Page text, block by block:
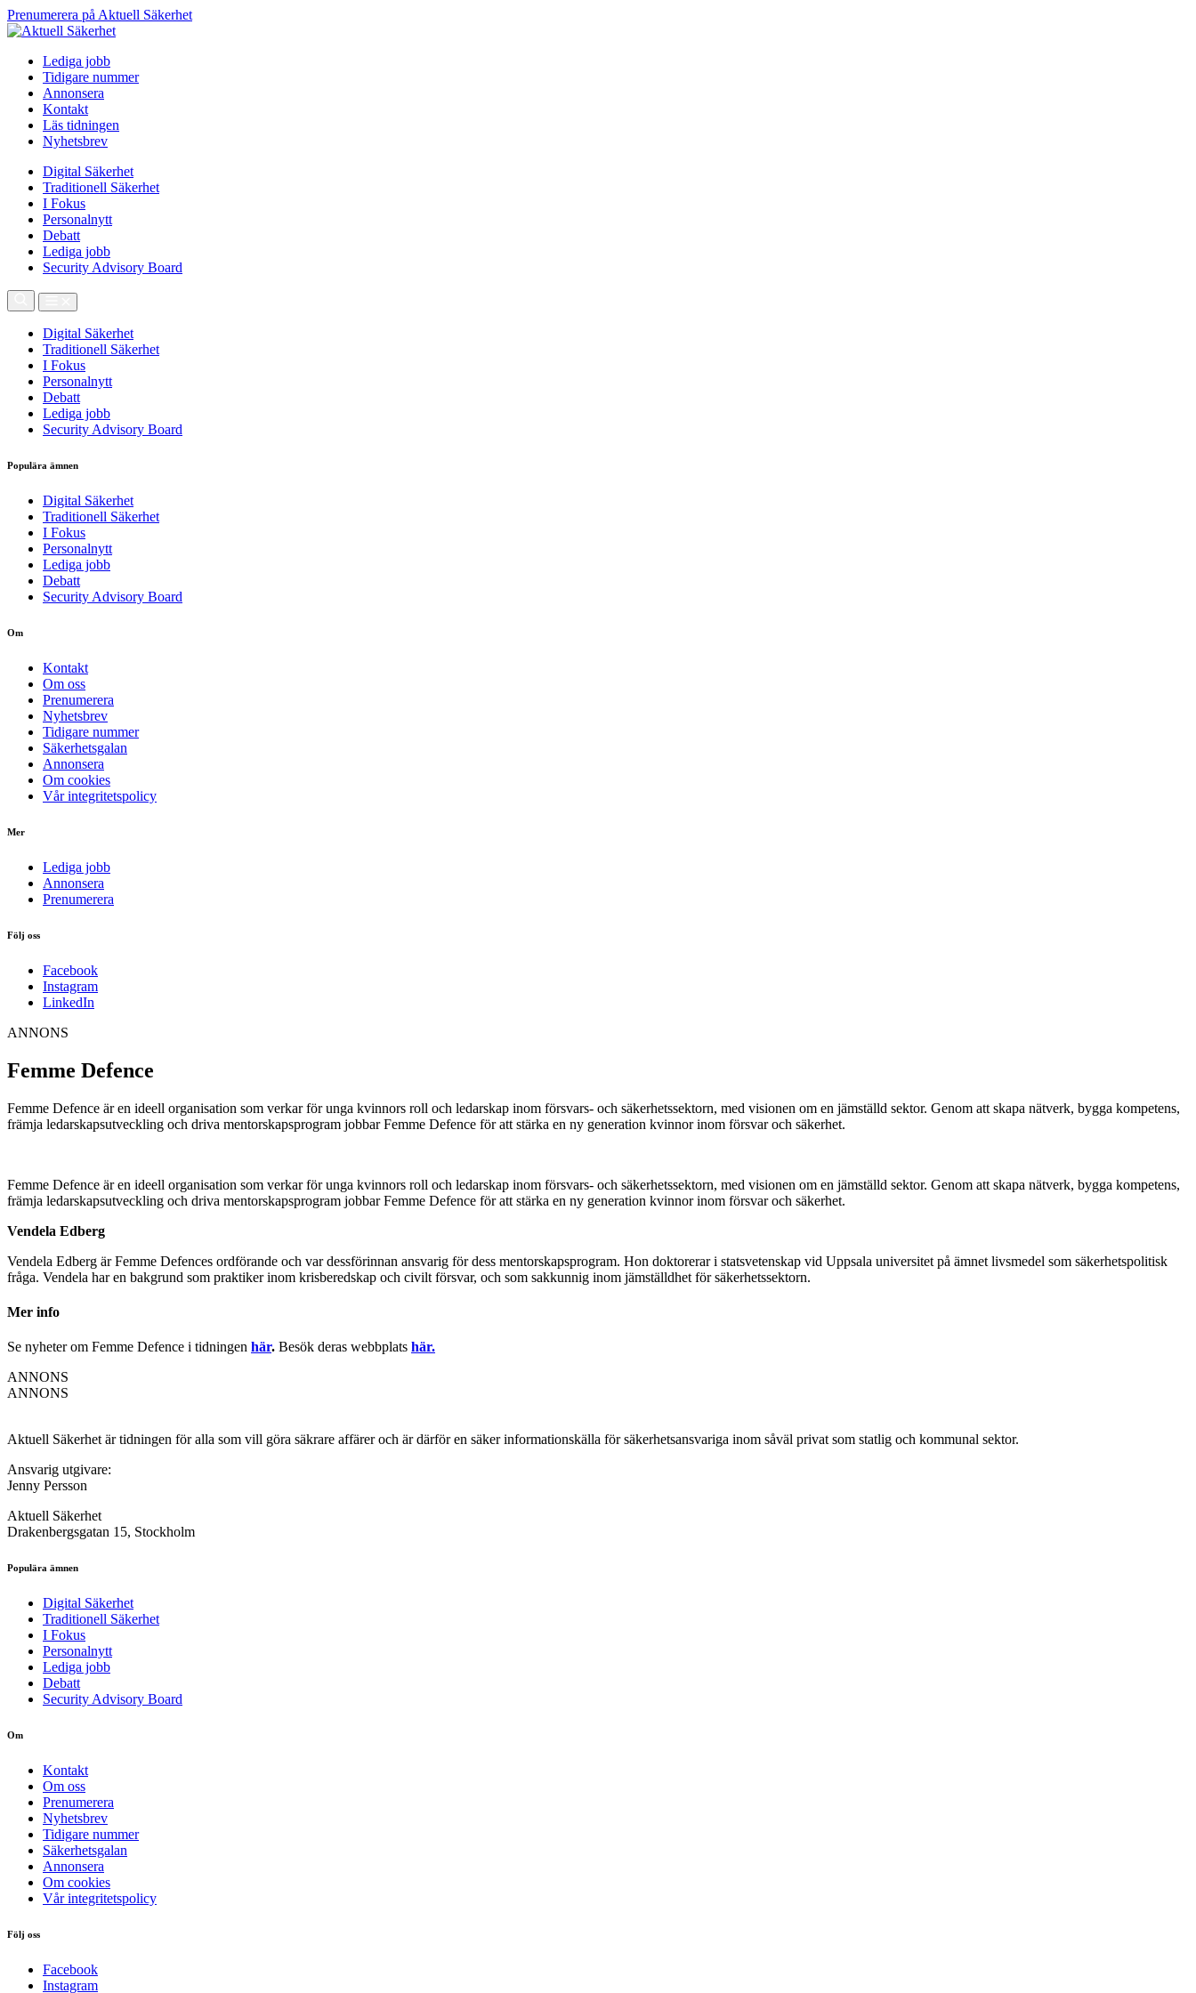
Prenumerera på Aktuell Säkerhet
Lediga jobb
Tidigare nummer
Annonsera
Kontakt
Läs tidningen
Nyhetsbrev
Digital Säkerhet
Traditionell Säkerhet
I Fokus
Personalnytt
Debatt
Lediga jobb
Security Advisory Board
Digital Säkerhet
Traditionell Säkerhet
I Fokus
Personalnytt
Debatt
Lediga jobb
Security Advisory Board
Populära ämnen
Digital Säkerhet
Traditionell Säkerhet
I Fokus
Personalnytt
Lediga jobb
Debatt
Security Advisory Board
Om
Kontakt
Om oss
Prenumerera
Nyhetsbrev
Tidigare nummer
Säkerhetsgalan
Annonsera
Om cookies
Vår integritetspolicy
Mer
Lediga jobb
Annonsera
Prenumerera
Följ oss
Facebook
Instagram
LinkedIn
ANNONS
Femme Defence
Femme Defence är en ideell organisation som verkar för unga kvinnors roll och ledarskap inom försvars- och säkerhetssektorn, med visionen om en jämställd sektor. Genom att skapa nätverk, bygga kompetens,
främja ledarskapsutveckling och driva mentorskapsprogram jobbar Femme Defence för att stärka en ny generation kvinnor inom försvar och säkerhet.
Femme Defence är en ideell organisation som verkar för unga kvinnors roll och ledarskap inom försvars- och säkerhetssektorn, med visionen om en jämställd sektor. Genom att skapa nätverk, bygga kompetens,
främja ledarskapsutveckling och driva mentorskapsprogram jobbar Femme Defence för att stärka en ny generation kvinnor inom försvar och säkerhet.
Vendela Edberg
Vendela Edberg är Femme Defences ordförande och var dessförinnan ansvarig för dess mentorskapsprogram. Hon doktorerar i statsvetenskap vid Uppsala universitet på ämnet livsmedel som säkerhetspolitisk
fråga. Vendela har en bakgrund som praktiker inom krisberedskap och civilt försvar, och som sakkunnig inom jämställdhet för säkerhetssektorn.
Mer info
Se nyheter om Femme Defence i tidningen här. Besök deras webbplats här.
ANNONS
ANNONS
Aktuell Säkerhet är tidningen för alla som vill göra säkrare affärer och är därför en säker informationskälla för säkerhets­ansvariga inom såväl privat som statlig och kommunal sektor.
Ansvarig utgivare:
Jenny Persson
Aktuell Säkerhet
Drakenbergsgatan 15, Stockholm
Populära ämnen
Digital Säkerhet
Traditionell Säkerhet
I Fokus
Personalnytt
Lediga jobb
Debatt
Security Advisory Board
Om
Kontakt
Om oss
Prenumerera
Nyhetsbrev
Tidigare nummer
Säkerhetsgalan
Annonsera
Om cookies
Vår integritetspolicy
Följ oss
Facebook
Instagram